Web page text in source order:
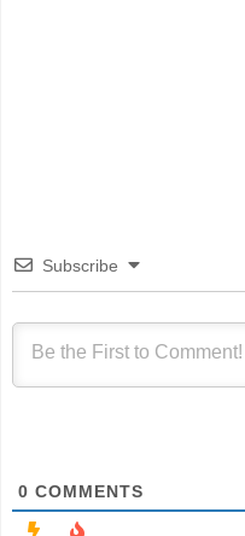
Subscribe
0 COMMENTS